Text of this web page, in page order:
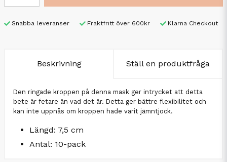
Snabba leveranser Fraktfritt över 600kr Klarna Checkout
Beskrivning Ställ en produktfråga
Den ringade kroppen på denna mask ger intrycket att detta
bete är fetare än vad det är. Detta ger bättre flexibilitet och
kan inte uppnås om kroppen hade varit jämntjock.
Längd: 7,5 cm
Antal: 10-pack